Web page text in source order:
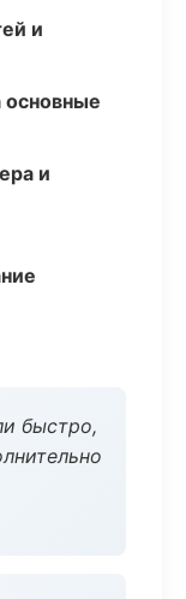
и
основные
и
быстро,